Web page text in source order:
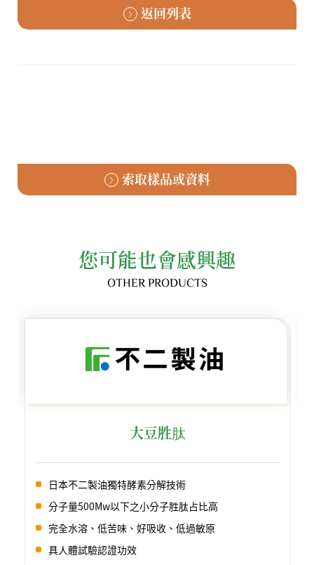
返回列表
索取樣品或資料
您可能也會感興趣
OTHER PRODUCTS
大豆胜肽
日本不二製油獨特酵素分解技術
分子量500Mw以下之小分子胜肽占比高
完全水溶、低苦味、好吸收、低過敏原
具人體試驗認證功效